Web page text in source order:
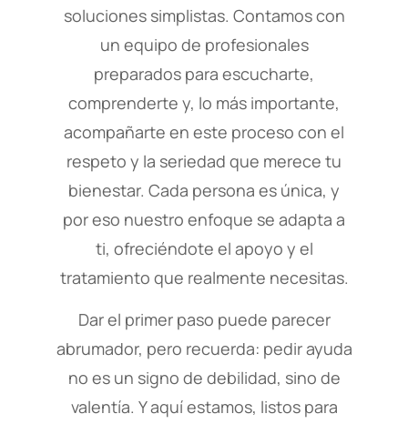
soluciones simplistas. Contamos con
un equipo de profesionales
preparados para escucharte,
comprenderte y, lo más importante,
acompañarte en este proceso con el
respeto y la seriedad que merece tu
bienestar. Cada persona es única, y
por eso nuestro enfoque se adapta a
ti, ofreciéndote el apoyo y el
tratamiento que realmente necesitas.
Dar el primer paso puede parecer
abrumador, pero recuerda: pedir ayuda
no es un signo de debilidad, sino de
valentía. Y aquí estamos, listos para